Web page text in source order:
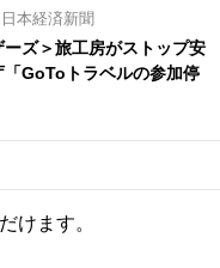
本経済新聞
ーズ＞旅工房がストップ安
「GoToトラベルの参加停
けます。